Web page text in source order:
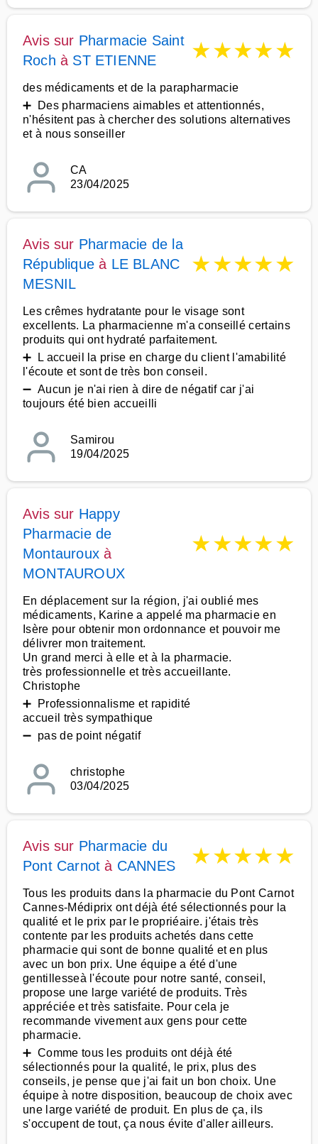
Avis sur Pharmacie Saint
Roch à ST ETIENNE ★★★★★
des médicaments et de la parapharmacie
➕ Des pharmaciens aimables et attentionnés,
n'hésitent pas à chercher des solutions alternatives
et à nous sonseiller
CA
23/04/2025
Avis sur Pharmacie de la
République à LE BLANC
MESNIL
★★★★★
Les crêmes hydratante pour le visage sont
excellents. La pharmacienne m'a conseillé certains
produits qui ont hydraté parfaitement.
➕ L accueil la prise en charge du client l'amabilité
l'écoute et sont de très bon conseil.
➖ Aucun je n'ai rien à dire de négatif car j'ai
toujours été bien accueilli
Samirou
19/04/2025
Avis sur Happy
Pharmacie de
Montauroux à
MONTAUROUX
★★★★★
En déplacement sur la région, j'ai oublié mes
médicaments, Karine a appelé ma pharmacie en
Isère pour obtenir mon ordonnance et pouvoir me
délivrer mon traitement.
Un grand merci à elle et à la pharmacie.
très professionnelle et très accueillante.
Christophe
➕ Professionnalisme et rapidité
accueil très sympathique
➖ pas de point négatif
christophe
03/04/2025
Avis sur Pharmacie du
Pont Carnot à CANNES ★★★★★
Tous les produits dans la pharmacie du Pont Carnot
Cannes-Médiprix ont déjà été sélectionnés pour la
qualité et le prix par le propriéaire. j'étais très
contente par les produits achetés dans cette
pharmacie qui sont de bonne qualité et en plus
avec un bon prix. Une équipe a été d'une
gentillesseà l'écoute pour notre santé, conseil,
propose une large variété de produits. Très
appréciée et très satisfaite. Pour cela je
recommande vivement aux gens pour cette
pharmacie.
➕ Comme tous les produits ont déjà été
sélectionnés pour la qualité, le prix, plus des
conseils, je pense que j'ai fait un bon choix. Une
équipe à notre disposition, beaucoup de choix avec
une large variété de produit. En plus de ça, ils
s'occupent de tout, ça nous évite d'aller ailleurs.